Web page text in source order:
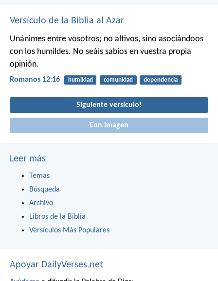
Versículo de la Biblia al Azar
Unánimes entre vosotros; no altivos, sino asociándoos
con los humildes. No seáis sabios en vuestra propia
opinión.
Romanos 12:16 humildad comunidad dependencia
Siguiente versículo!
Con imagen
Leer más
Temas
Búsqueda
Archivo
Libros de la Biblia
Versículos Más Populares
Apoyar DailyVerses.net